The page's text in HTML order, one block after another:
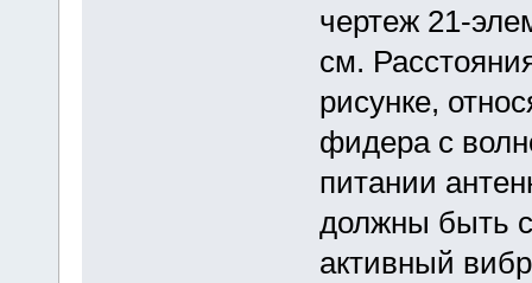
чертеж 21-
см.
рисунке,
фидера с
питании
должны быть
активный